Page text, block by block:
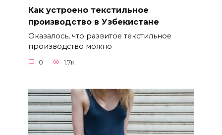
Как устроено текстильное
производство в Узбекистане
Оказалось, что развитое текстильное
производство можно
0 1.7к.